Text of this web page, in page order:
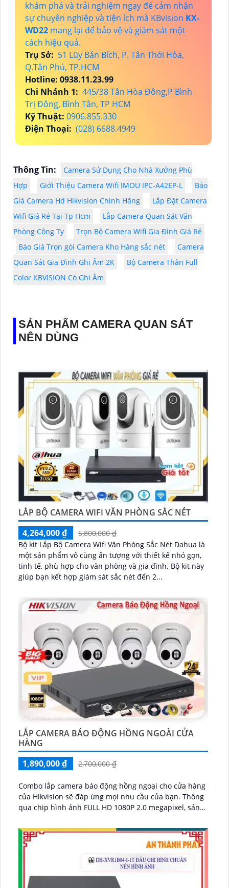
khám phá và trải nghiệm ngay để cảm nhận
sự chuyên nghiệp và tiện ích mà KBvision KX-
WD22 mang lại để bảo vệ và giám sát một
cách hiệu quả.
Trụ Sở: 51 Lũy Bán Bích, P. Tân Thới Hòa,
Q.Tân Phú, TP.HCM
Hotline: 0938.11.23.99
Chi Nhánh 1: 445/38 Tân Hòa Đông,P Bình
Trị Đông, Bình Tân, TP HCM
Kỹ Thuật: 0906.855.330
Điện Thoại: (028) 6688.4949
Thông Tin:
Camera Sử Dụng Cho Nhà Xưởng Phù
Hợp
Giới Thiệu Camera Wifi IMOU IPC-A42EP-L
Báo
Giá Camera Hd Hikvision Chính Hãng
Lắp Đặt Camera
Wifi Giá Rẻ Tại Tp Hcm
Lắp Camera Quan Sát Văn
Phòng Công Ty
Trọn Bộ Camera Wifi Gia Đình Giá Rẻ
Báo Giá Trọn gói Camera Kho Hàng sắc nét
Camera
Quan Sát Gia Đình Ghi Âm 2K
Bộ Camera Thân Full
Color KBVISION Có Ghi Âm
SẢN PHẨM CAMERA QUAN SÁT
NÊN DÙNG
LẮP BỘ CAMERA WIFI VĂN PHÒNG SẮC NÉT
4,264,000 ₫
5,800,000 ₫
Bộ kit Lắp Bộ Camera Wifi Văn Phòng Sắc Nét Dahua là
một sản phẩm vô cùng ấn tượng với thiết kế nhỏ gọn,
tinh tế, phù hợp cho văn phòng và gia đình. Bộ kit này
giúp bạn kết hợp giám sát sắc nét đến 2...
LẮP CAMERA BÁO ĐỘNG HỒNG NGOÀI CỬA
HÀNG
1,890,000 ₫
2,700,000 ₫
Combo lắp camera báo động hồng ngoại cho cửa hàng
của Hikvision sẽ đáp ứng mọi nhu cầu của bạn. Thông
qua chip hình ảnh FULL HD 1080P 2.0 megapixel, sản